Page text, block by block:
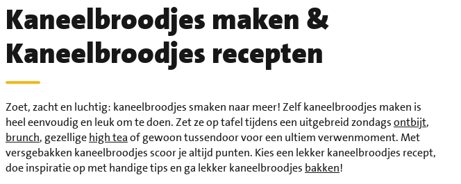
Kaneelbroodjes maken &
Kaneelbroodjes recepten
Zoet, zacht en luchtig: kaneelbroodjes smaken naar meer! Zelf kaneelbroodjes maken is
heel eenvoudig en leuk om te doen. Zet ze op tafel tijdens een uitgebreid zondagsontbijt,
brunch, gezelligehigh teaof gewoon tussendoor voor een ultiem verwenmoment. Met
versgebakken kaneelbroodjes scoor je altijd punten. Kies een lekker kaneelbroodjes recept,
doe inspiratie op met handige tips en ga lekker kaneelbroodjes bakken!